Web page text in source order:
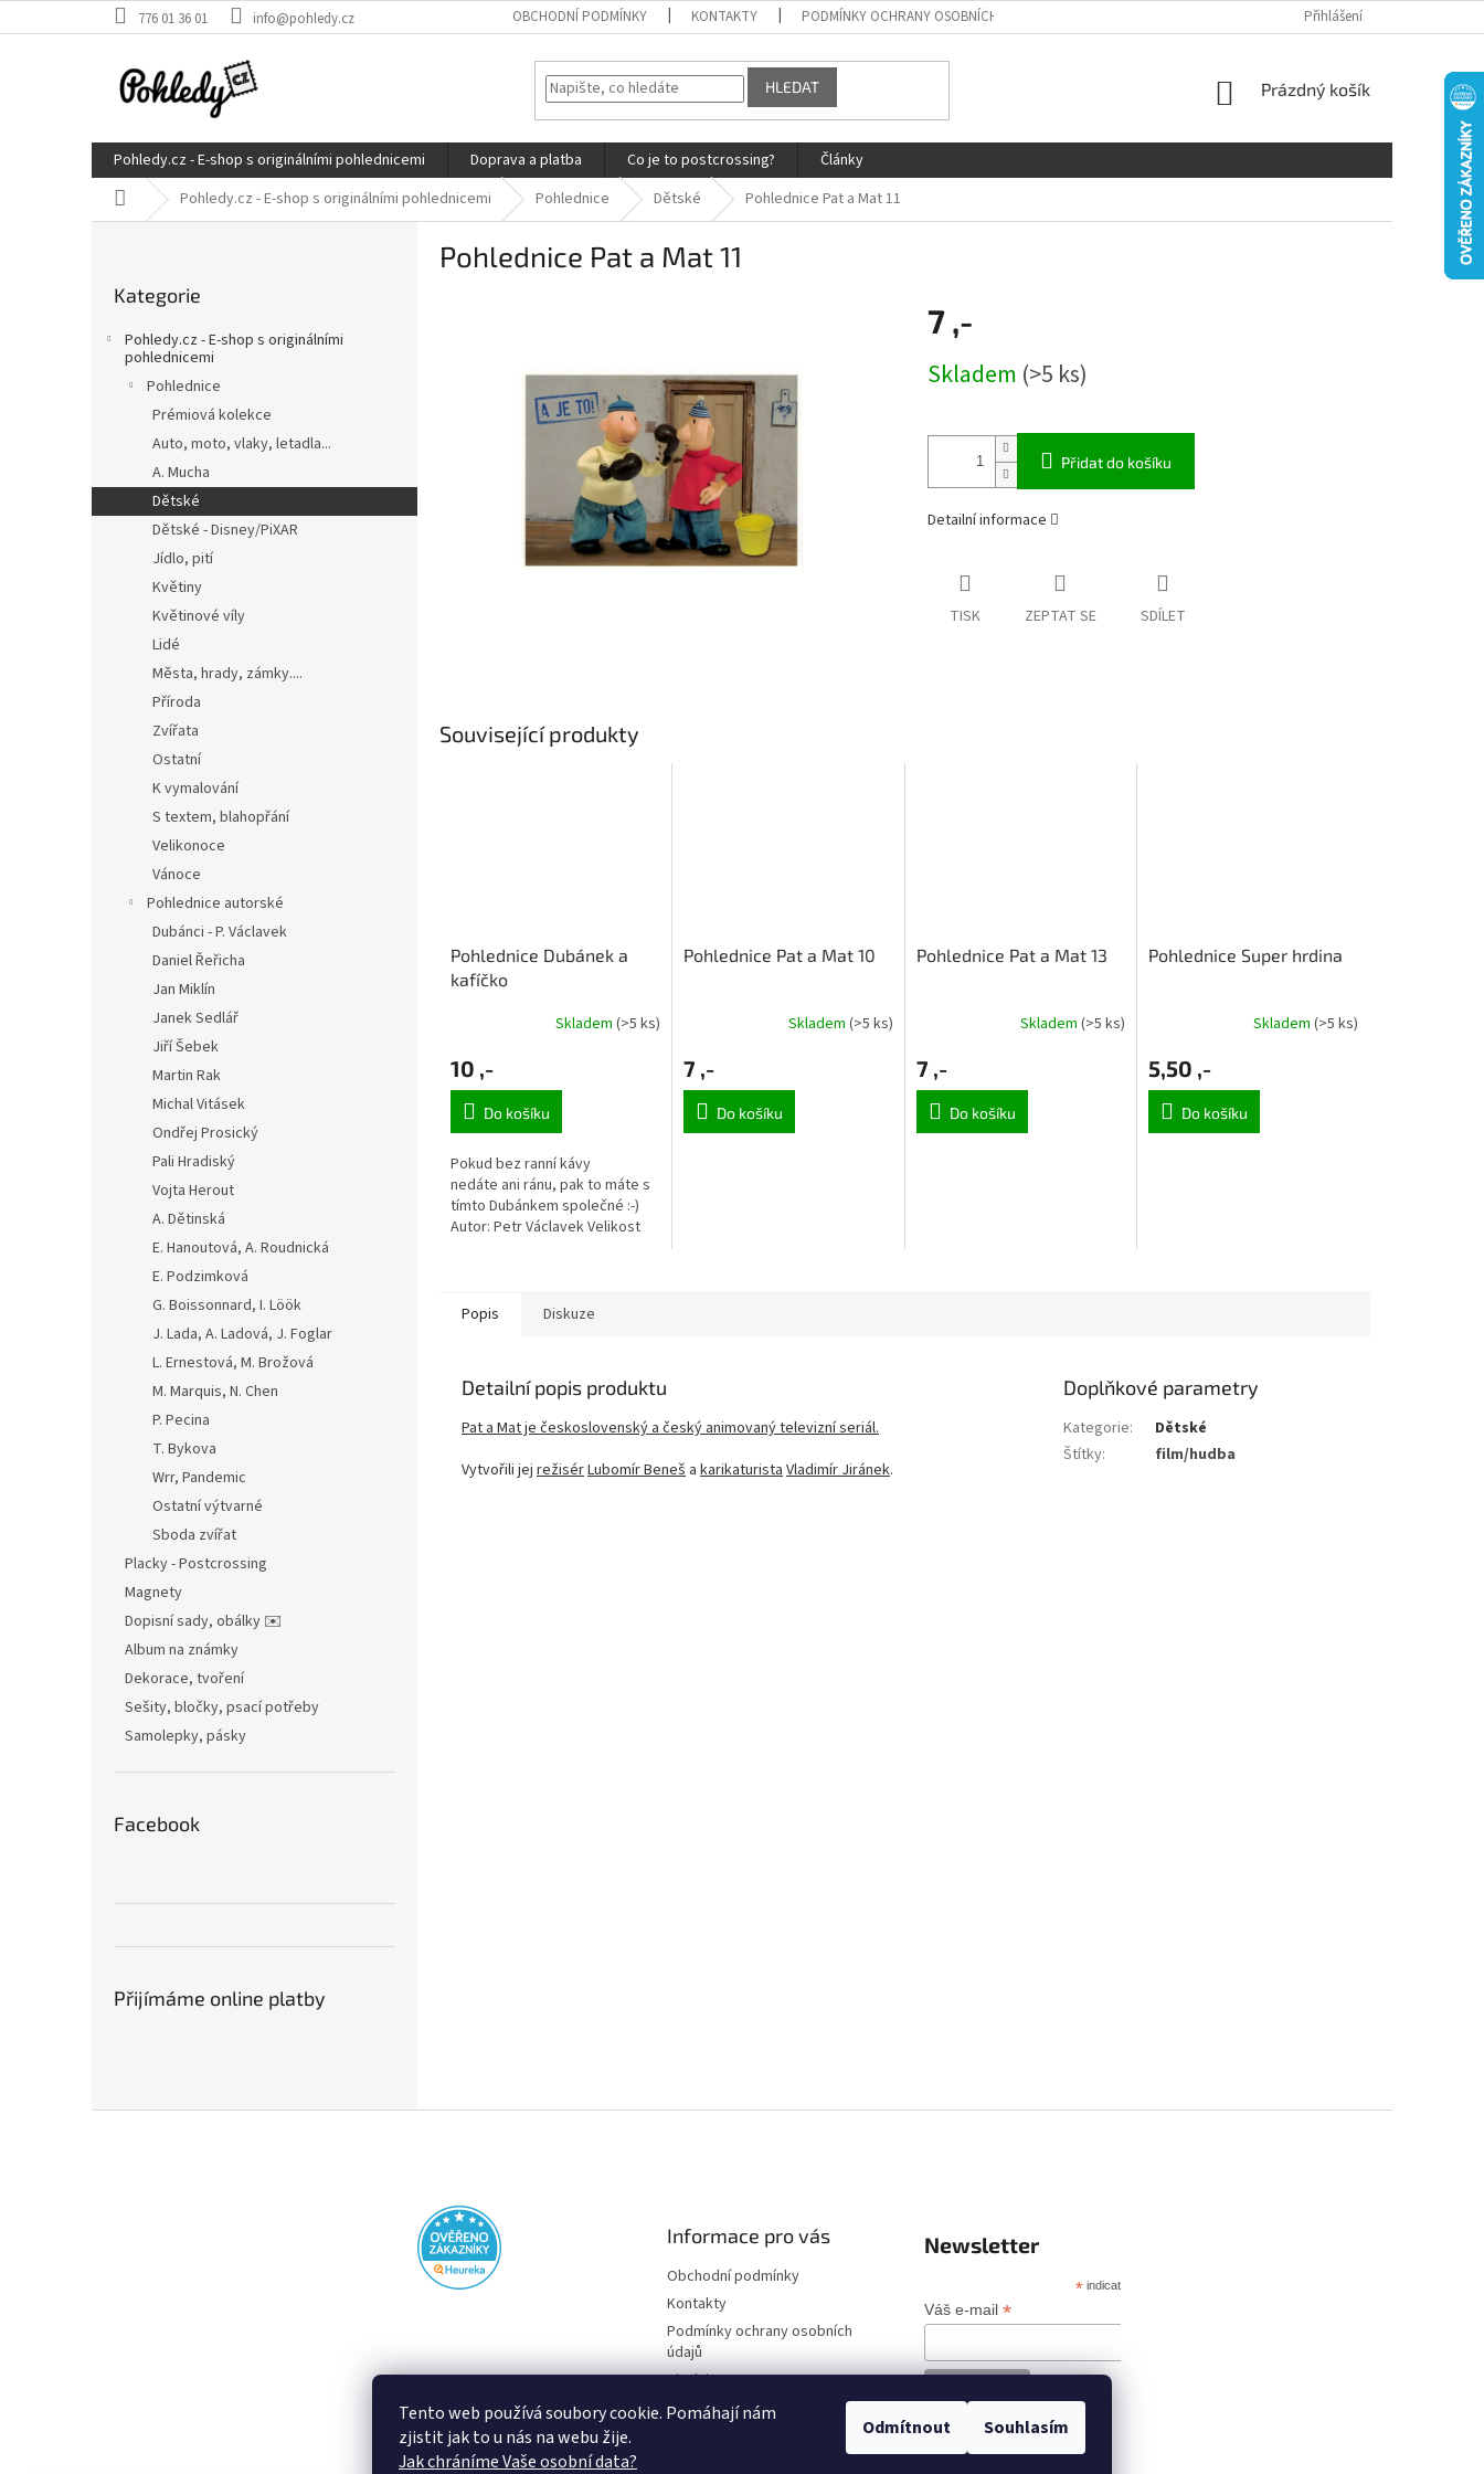
Tento web používá soubory cookie. Pomáhají nám
zjistit jak to u nás na webu žije.
Jak chráníme Vaše osobní data?
Odmítnout Souhlasím
na
776 01 36 01 info@pohledy.cz OBCHODNÍ PODMÍNKY KONTAKTY PODMÍNKY OCHRANY OSOBNÍCH ÚDAJŮ Přihlášení
HLEDAT
NÁKUPNÍ
Prázdný košík
Pohledy.cz - E-shop s originálními pohlednicemi Doprava a platba Co je to postcrossing?
Články
Domů Pohledy.cz - E-shop s originálními pohlednicemi Pohlednice Dětské Pohlednice Pat a Mat 11
e
kategorie
Kategorie
Pohledy.cz - E-shop s originálními
pohlednicemi
Pohlednice
Prémiová kolekce
Auto, moto, vlaky, letadla...
A. Mucha
Dětské
Dětské - Disney/PiXAR
Jídlo, pití
Květiny
Květinové víly
Lidé
Města, hrady, zámky....
Příroda
Zvířata
Ostatní
K vymalování
S textem, blahopřání
Velikonoce
Vánoce
Pohlednice autorské
Dubánci - P. Václavek
Daniel Řeřicha
Jan Miklín
Janek Sedlář
Jiří Šebek
Martin Rak
Michal Vitásek
Ondřej Prosický
Pali Hradiský
Vojta Herout
A. Dětinská
E. Hanoutová, A. Roudnická
E. Podzimková
G. Boissonnard, I. Löök
J. Lada, A. Ladová, J. Foglar
L. Ernestová, M. Brožová
M. Marquis, N. Chen
P. Pecina
T. Bykova
Wrr, Pandemic
Ostatní výtvarné
Sboda zvířat
Placky - Postcrossing
Magnety
Dopisní sady, obálky ✉️
Album na známky
Dekorace, tvoření
Sešity, bločky, psací potřeby
Samolepky, pásky
Facebook
Přijímáme online platby
Pohlednice Pat a Mat 11
7 ,-
cena:
Skladem (>5 ks)
Přidat do košíku
Detailní informace
TISK ZEPTAT SE SDÍLET
Související produkty
Pohlednice Dubánek a
kafíčko
Skladem (>5 ks)
10 ,-
Do košíku
Pokud bez ranní kávy
nedáte ani ránu, pak to máte s
tímto Dubánkem společné :-)
Autor: Petr Václavek Velikost
Pohlednice Pat a Mat 10
Skladem (>5 ks)
7 ,-
Do košíku
Pohlednice Pat a Mat 13
Skladem(>5 ks)
7 ,-
Do košíku
Pohlednice Super hrdina
Skladem (>5 ks)
5,50 ,-
Do košíku
Popis Diskuze
Detailní popis produktu
Pat a Mat je československý a český animovaný televizní seriál.
Vytvořili jej režisérLubomír Beneš a karikaturista Vladimír Jiránek.
Doplňkové parametry
Kategorie:
Dětské
Štítky: film/hudba
Informace pro vás
Obchodní podmínky
Kontakty
Podmínky ochrany osobních
údajů
Disclaimer
Newsletter
*indicates required
Váš e-mail *